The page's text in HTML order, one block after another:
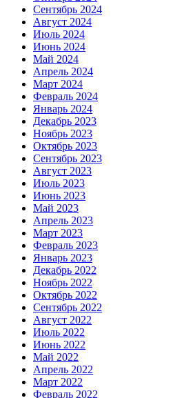
Сентябрь 2024
Август 2024
Июль 2024
Июнь 2024
Май 2024
Апрель 2024
Март 2024
Февраль 2024
Январь 2024
Декабрь 2023
Ноябрь 2023
Октябрь 2023
Сентябрь 2023
Август 2023
Июль 2023
Июнь 2023
Май 2023
Апрель 2023
Март 2023
Февраль 2023
Январь 2023
Декабрь 2022
Ноябрь 2022
Октябрь 2022
Сентябрь 2022
Август 2022
Июль 2022
Июнь 2022
Май 2022
Апрель 2022
Март 2022
Февраль 2022